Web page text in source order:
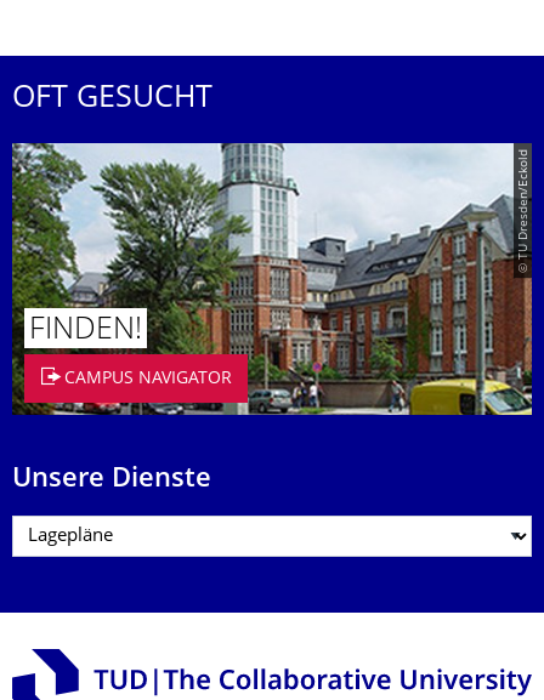
OFT GESUCHT
© TU Dresden/Eckold
FINDEN!
CAMPUS NAVIGATOR
Unsere Dienste